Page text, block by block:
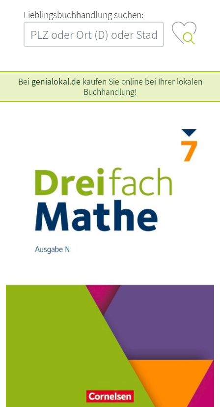
L‍i‍e‍b‍l‍i‍n‍g‍s‍b‍u‍c‍h‍h‍a‍n‍d‍l‍u‍n‍g‍ ‍s‍u‍c‍h‍e‍n‍:‍
Bei genialokal.de kaufen Sie online bei Ihrer lokalen
Buchhandlung!